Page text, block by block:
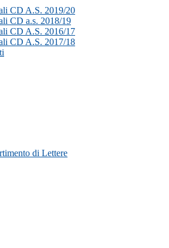
CD A.S. 2019/20
CD a.s. 2018/19
CD A.S. 2016/17
CD A.S. 2017/18
di Lettere